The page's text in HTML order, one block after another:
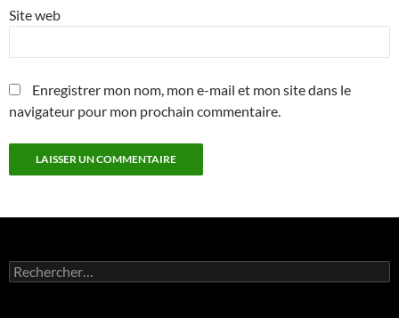
Site web
Enregistrer mon nom, mon e-mail et mon site dans le
navigateur pour mon prochain commentaire.
Rechercher :